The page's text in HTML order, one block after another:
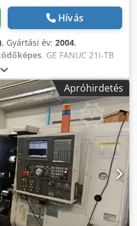
Hívás
, Gyártási év: 2004,
, GE FANUC 21i-TB
esztergálási átmérő 340
X úthossz 209 mm Z út 355
5000 ford/perc
revolver gyorsmenet
11 kW orsó orr A2-6 felvétel
Dsdpfxjvw Uqao
mm Súly kb
- Hidraulikus tokmány -
80 - Kézi útmutató a FANUC
revolver és C tengely -
kézikönyvek Nagyon jó
Apróhirdetés